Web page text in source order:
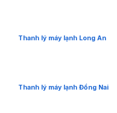
Thanh lý máy lạnh Long An
Thanh lý máy lạnh Đồng Nai